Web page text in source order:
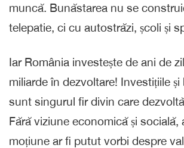
muncă. Bunăstarea nu se
telepatie, ci cu autostrăzi, școli și
Iar România investește de ani de
miliarde în dezvoltare! Investițiile
sunt singurul fir divin care
Fără viziune economică și socială,
moțiune ar fi putut vorbi despre